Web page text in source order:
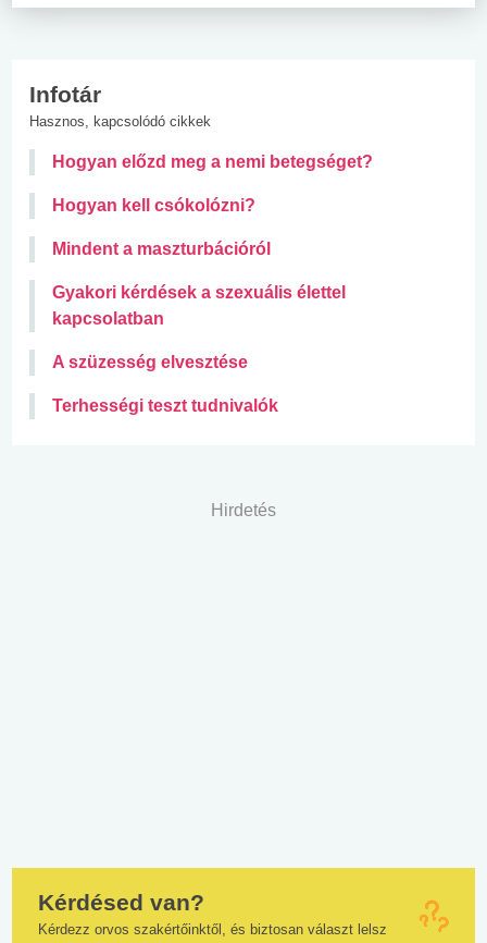
Infotár
Hasznos, kapcsolódó cikkek
Hogyan előzd meg a nemi betegséget?
Hogyan kell csókolózni?
Mindent a maszturbációról
Gyakori kérdések a szexuális élettel
kapcsolatban
A szüzesség elvesztése
Terhességi teszt tudnivalók
Hirdetés
Kérdésed van?
Kérdezz orvos szakértőinktől, és biztosan választ lelsz